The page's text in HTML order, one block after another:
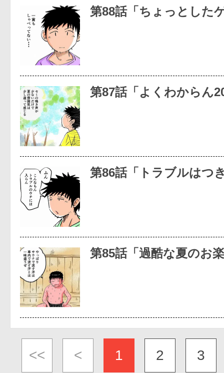
第88話「ちょっとした
第87話「よくわからん
第86話「トラブルはつ
第85話「過酷な夏のお
<< < 1 2 3